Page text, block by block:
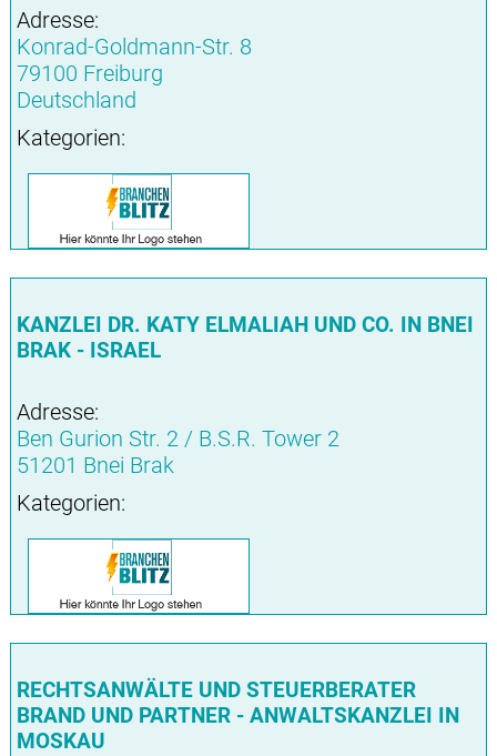
Adresse:
Konrad-Goldmann-Str. 8
79100 Freiburg
Deutschland
Kategorien:
KANZLEI DR. KATY ELMALIAH UND CO. IN BNEI
BRAK - ISRAEL
Adresse:
Ben Gurion Str. 2 / B.S.R. Tower 2
51201 Bnei Brak
Kategorien:
RECHTSANWÄLTE UND STEUERBERATER
BRAND UND PARTNER - ANWALTSKANZLEI IN
MOSKAU